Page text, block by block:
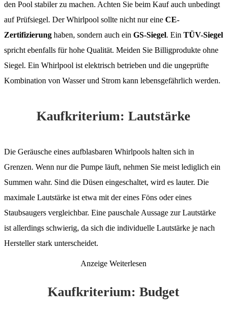
den Pool stabiler zu machen. Achten Sie beim Kauf auch unbedingt
auf Prüfsiegel. Der Whirlpool sollte nicht nur eine CE-
Zertifizierung haben, sondern auch ein GS-Siegel. Ein TÜV-Siegel
spricht ebenfalls für hohe Qualität. Meiden Sie Billigprodukte ohne
Siegel. Ein Whirlpool ist elektrisch betrieben und die ungeprüfte
Kombination von Wasser und Strom kann lebensgefährlich werden.
Kaufkriterium: Lautstärke
Die Geräusche eines aufblasbaren Whirlpools halten sich in
Grenzen. Wenn nur die Pumpe läuft, nehmen Sie meist lediglich ein
Summen wahr. Sind die Düsen eingeschaltet, wird es lauter. Die
maximale Lautstärke ist etwa mit der eines Föns oder eines
Staubsaugers vergleichbar. Eine pauschale Aussage zur Lautstärke
ist allerdings schwierig, da sich die individuelle Lautstärke je nach
Hersteller stark unterscheidet.
Anzeige Weiterlesen
Kaufkriterium: Budget